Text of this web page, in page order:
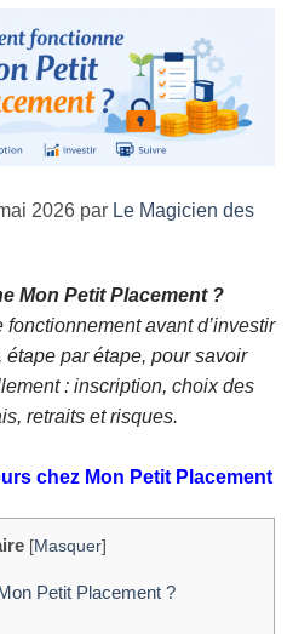
2026 par Le Magicien des
Mon Petit Placement ?
avant d’investir
par étape, pour savoir
: inscription, choix des
retraits et risques.
chez Mon Petit Placement
[Masquer]
Petit Placement ?